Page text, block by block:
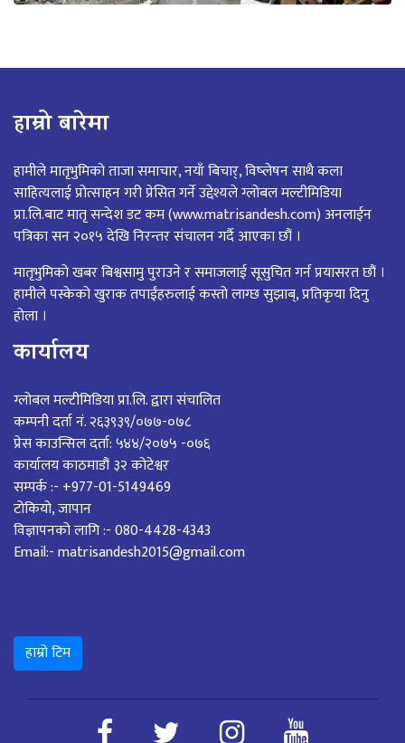
हाम्रो बारेमा
हामीले मातृभुमिको ताजा समाचार, नयाँ बिचार्, विष्लेषन साथै कला
साहित्यलाई प्रोत्साहन गरी प्रेसित गर्ने उद्देश्यले ग्लोबल मल्टीमिडिया
प्रा.लि.बाट मातृ सन्देश डट कम (www.matrisandesh.com) अनलाईन
पत्रिका सन २०१५ देखि निरन्तर संचालन गर्दै आएका छौं ।
मातृभुमिको खबर बिश्वसामु पुराउने र समाजलाई सूसुचित गर्न प्रयासरत छौं ।
हामीले पस्केको खुराक तपाईंहरुलाई कस्तो लाग्छ सुझाब्, प्रतिकृया दिनु
होला ।
कार्यालय
ग्लोबल मल्टीमिडिया प्रा.लि. द्वारा संचालित
कम्पनी दर्ता नं. २६३९३९/०७७-०७८
प्रेस काउन्सिल दर्ता: ५४४/२०७५ -०७६
कार्यालय काठमाडौं ३२ कोटेश्वर
सम्पर्क :- +977-01-5149469
टोकियो, जापान
विज्ञापनको लागि :- 080-4428-4343
Email:- matrisandesh2015@gmail.com
हाम्रो टिम